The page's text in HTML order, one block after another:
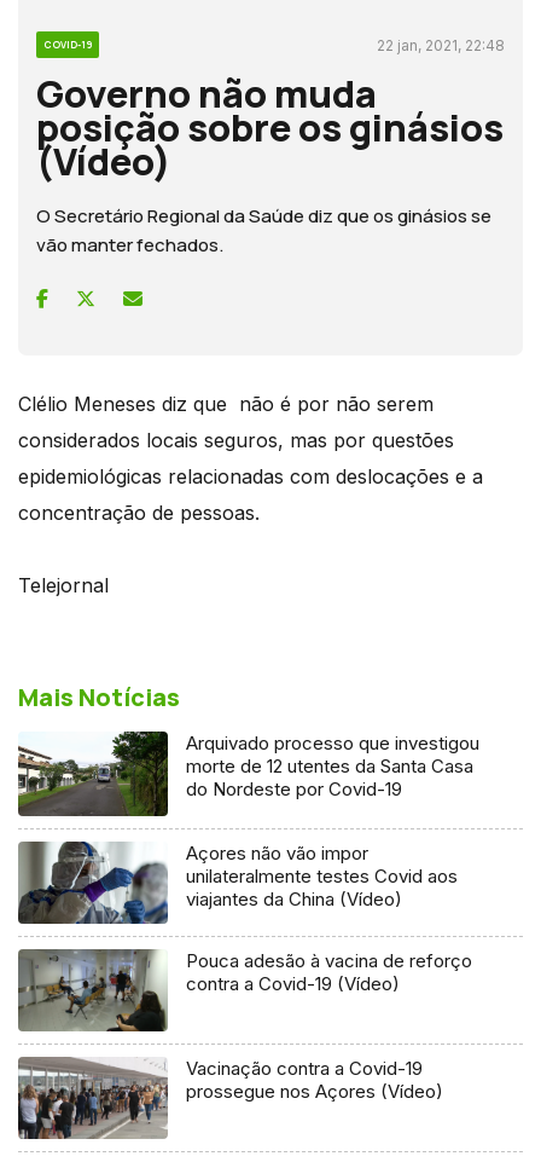
COVID-19 22 jan, 2021, 22:48
Governo não muda
posição sobre os ginásios
(Vídeo)
O Secretário Regional da Saúde diz que os ginásios se
vão manter fechados.
Clélio Meneses diz que não é por não serem
considerados locais seguros, mas por questões
epidemiológicas relacionadas com deslocações e a
concentração de pessoas.
Telejornal
Mais Notícias
Arquivado processo que investigou
morte de 12 utentes da Santa Casa
do Nordeste por Covid-19
Açores não vão impor
unilateralmente testes Covid aos
viajantes da China (Vídeo)
Pouca adesão à vacina de reforço
contra a Covid-19 (Vídeo)
Vacinação contra a Covid-19
prossegue nos Açores (Vídeo)